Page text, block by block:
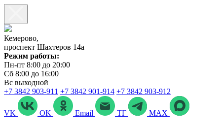
Кемерово,
проспект Шахтеров 14а
Режим работы:
Пн-пт 8:00 до 20:00
Сб 8:00 до 16:00
Вс выходной
+7 3842 903‑911 +7 3842 901‑914 +7 3842 903-912
VK OK Email ТГ MAX